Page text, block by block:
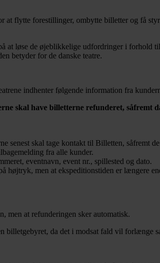
flytte forestillinger, ombytte billetter og få
at løse de øjeblikkelige udfordringer i
betyder for de danske teatre.
indhenter følgende information fra
skal have billetterne refunderet, såfremt
senest skal tage kontakt til Billetten, såfremt
fra alle kunder.
eventnavn, event nr., spillested og dato.
højtryk, men at ekspeditionstiden er længere
men at refunderingen sker automatisk.
billetgebyret, da det i modsat fald vil forlænge